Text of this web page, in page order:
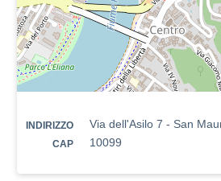
INDIRIZZO Via dell'Asilo 7 - San
CAP 10099